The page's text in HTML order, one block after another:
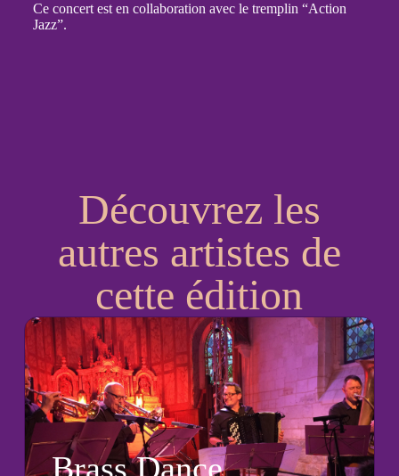
Ce concert est en collaboration avec le tremplin “Action
Jazz”.
Découvrez les
autres artistes de
cette édition
Brass Dance